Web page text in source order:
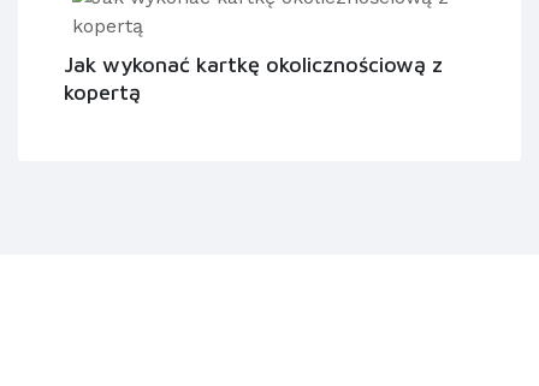
Jak wykonać kartkę okolicznościową z
kopertą